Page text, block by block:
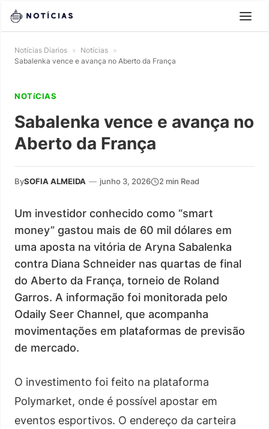
Notícias Diarios » Notícias »
Sabalenka vence e avança no Aberto da França
NOTíCIAS
Sabalenka vence e avança no
Aberto da França
BySOFIA ALMEIDA — junho 3, 2026 2 min Read
Um investidor conhecido como “smart
money” gastou mais de 60 mil dólares em
uma aposta na vitória de Aryna Sabalenka
contra Diana Schneider nas quartas de final
do Aberto da França, torneio de Roland
Garros. A informação foi monitorada pelo
Odaily Seer Channel, que acompanha
movimentações em plataformas de previsão
de mercado.
O investimento foi feito na plataforma
Polymarket, onde é possível apostar em
eventos esportivos. O endereço da carteira